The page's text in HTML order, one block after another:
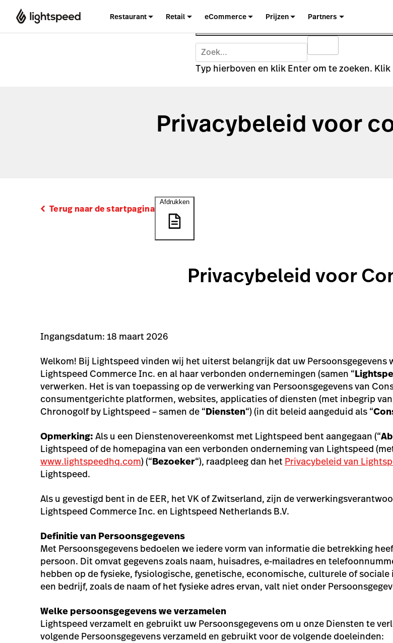
Restaurant Retail eCommerce Prijzen Partners
Typ hierboven en klik Enter om te zoeken.
Privacybeleid voor
Terug naar de startpagina
Privacybeleid voor
Ingangsdatum: 18 maart 2026
Welkom! Bij Lightspeed vinden wij het uiterst belangrijk dat uw
Lightspeed Commerce Inc. en al haar verbonden ondernemingen (samen “
verwerken. Het is van toepassing op de verwerking van Persoonsgegevens van
consumentgerichte platformen, websites, applicaties of diensten (met inbegrip
Chronogolf by Lightspeed – samen de “Diensten“) (in dit beleid aangeduid als “
Opmerking: Als u een Dienstenovereenkomst met Lightspeed bent aangegaan (“
Lightspeed of de homepagina van een verbonden onderneming van Lightspeed
www.lightspeedhq.com) (“Bezoeker“), raadpleeg dan het Privacybeleid van
Lightspeed.
Als u gevestigd bent in de EER, het VK of Zwitserland, zijn de
Lightspeed Commerce Inc. en Lightspeed Netherlands B.V.
Definitie van Persoonsgegevens
Met Persoonsgegevens bedoelen we iedere vorm van informatie die betrekking
persoon. Dit omvat gegevens zoals naam, huisadres, e-mailadres en
hebben op de fysieke, fysiologische, genetische, economische, culturele of
een bedrijf, zoals de naam of het fysieke adres ervan, valt niet onder
Welke persoonsgegevens we verzamelen
Lightspeed verzamelt en gebruikt uw Persoonsgegevens om u onze Diensten te
volgende Persoonsgegevens verzameld en gebruikt voor de volgende doeleinden: